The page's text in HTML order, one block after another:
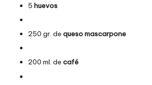
5 huevos
250 gr. de queso mascarpone
200 ml. de café